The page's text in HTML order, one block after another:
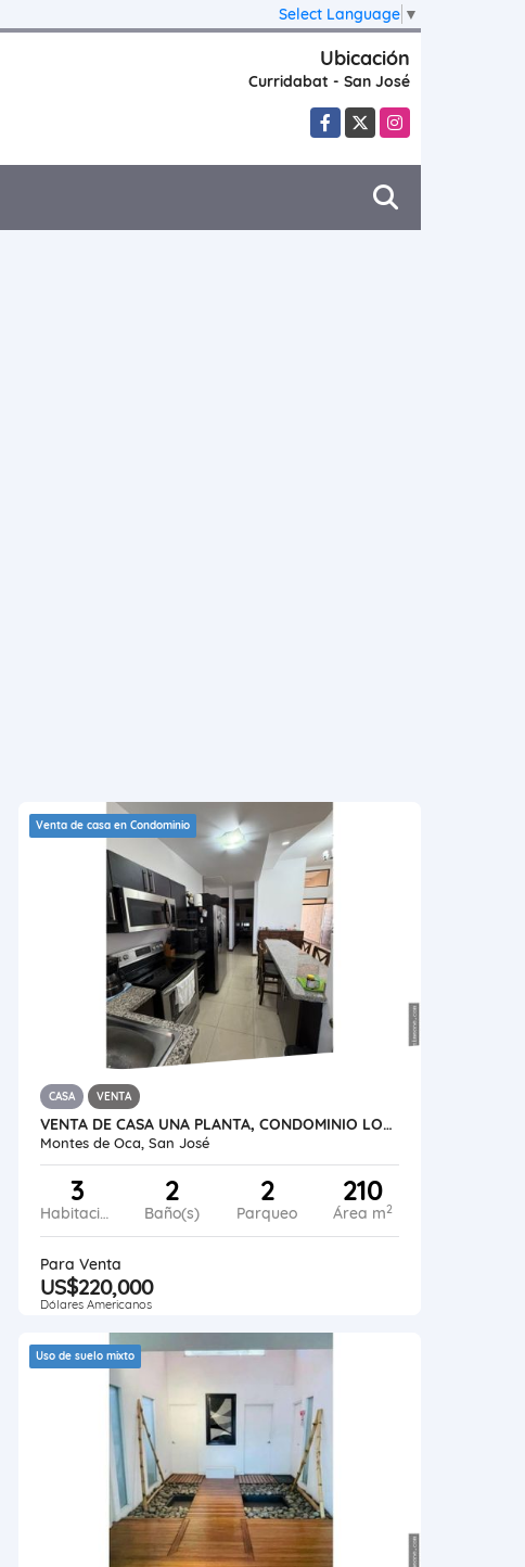
Select Language ▼
Ubicación
Curridabat - San José
Facebook
X Instagram
Venta de casa en Condominio
CASA VENTA
VENTA DE CASA UNA PLANTA, CONDOMINIO LOMAS DE MONTES DE OCA
Montes de Oca, San José
3
Habitaciones
2
Baño(s)
2
Parqueo
210
Área m2
Para Venta
US$220,000
Dólares Americanos
Uso de suelo mixto